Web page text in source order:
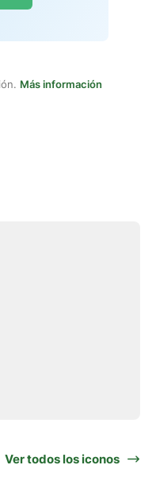
Más información
Ver todos los iconos